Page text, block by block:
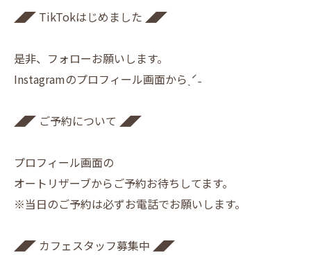
◢◤ TikTokはじめました ◢◤
是非、フォローお願いします。
Instagramのプロフィール画面からˎˊ˗
◢◤ ご予約について ◢◤
プロフィール画面の
オートリザーブからご予約お待ちしてます。
※当日のご予約は必ずお電話でお願いします。
◢◤ カフェスタッフ募集中 ◢◤